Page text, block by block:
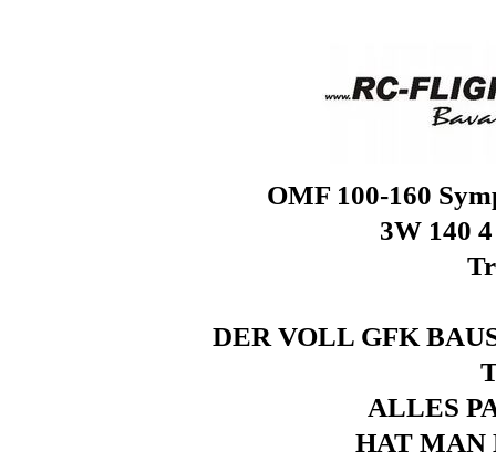
OMF 100-160
3W 140
DER VOLL GFK
ALLES
HAT MAN